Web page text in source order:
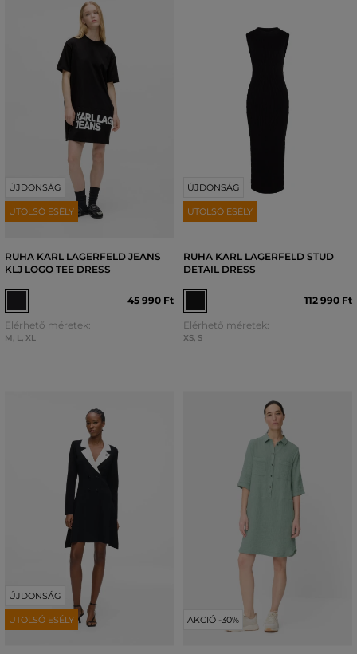
ÚJDONSÁG
UTOLSÓ ESÉLY
RUHA KARL LAGERFELD JEANS
KLJ LOGO TEE DRESS
45 990 Ft
Elérhető méretek:
M, L, XL
ÚJDONSÁG
UTOLSÓ ESÉLY
RUHA KARL LAGERFELD STUD
DETAIL DRESS
112 990 Ft
Elérhető méretek:
XS, S
ÚJDONSÁG
UTOLSÓ ESÉLY AKCIÓ -30%